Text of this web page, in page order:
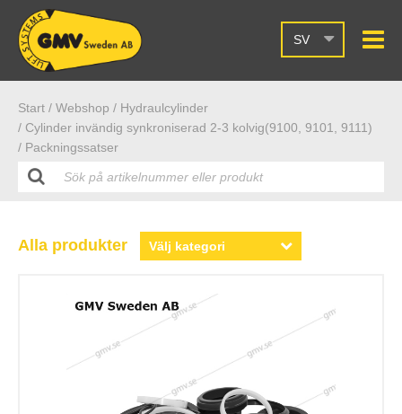
SV
Start / Webshop / Hydraulcylinder
/ Cylinder invändig synkroniserad 2-3 kolvig(9100, 9101, 9111)
/ Packningssatser
Alla produkter